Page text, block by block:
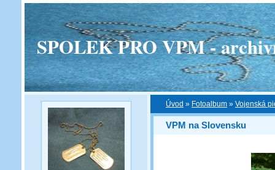
SPOLEK PRO VPM -
Úvod » Fotoalbum » Vojenská
VPM na Slovensku